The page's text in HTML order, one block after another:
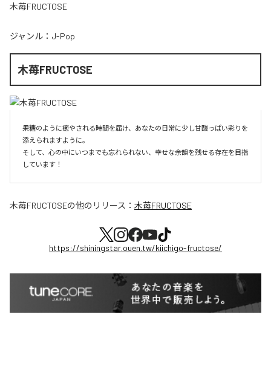
木苺FRUCTOSE
ジャンル： J-Pop
木苺FRUCTOSE
果糖のように癒やされる時間を届け、あなたの日常に少し甘酸っぱい彩りを
添えられますように。
そして、心の中にいつまでも忘れられない、幸せな余韻を残せる存在を目指
しています！
木苺FRUCTOSEの他のリリース： 木苺FRUCTOSE
https://shiningstar.ouen.tw/kiichigo-fructose/